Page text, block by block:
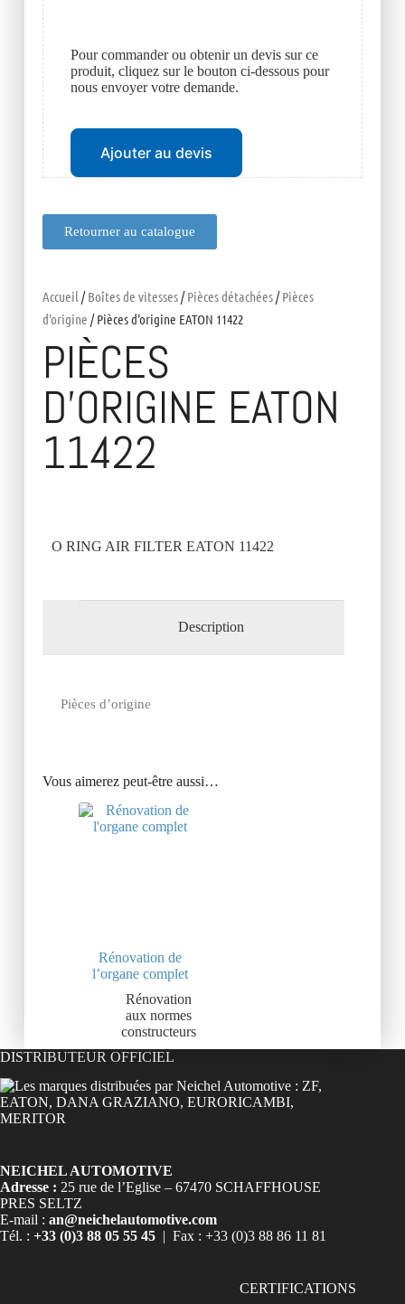
Retourner au catalogue
Accueil /Boîtes de vitesses/Pièces détachées/Pièces
d'origine / Pièces d’origine EATON 11422
PIÈCES
D’ORIGINE EATON
11422
O RING AIR FILTER EATON 11422
Description
Pièces d’origine
Vous aimerez peut-être aussi…
Rénovation de
l’organe complet
Rénovation
aux normes
constructeurs
Pour commander ou obtenir un devis sur ce
produit, cliquez sur le bouton ci-dessous pour
nous envoyer votre demande.
Ajouter au devis
DISTRIBUTEUR OFFICIEL
NEICHEL AUTOMOTIVE
Adresse : 25 rue de l’Eglise – 67470 SCHAFFHOUSE
PRES SELTZ
E-mail : an@neichelautomotive.com
Tél. : +33 (0)3 88 05 55 45 | Fax : +33 (0)3 88 86 11 81
CERTIFICATIONS